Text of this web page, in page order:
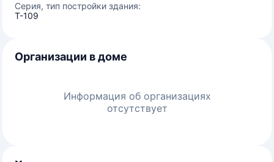
Серия, тип постройки здания:
Т-109
Организации в доме
Информация об организациях
отсутствует